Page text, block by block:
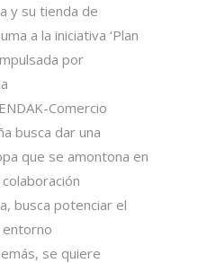
y su tienda de
a la iniciativa ‘Plan
por
Comercio
busca dar una
que se amontona en
busca potenciar el
se quiere